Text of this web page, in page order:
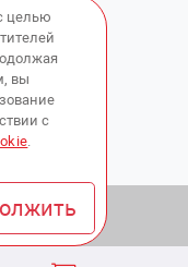
ДВ
целью
вы
с
.